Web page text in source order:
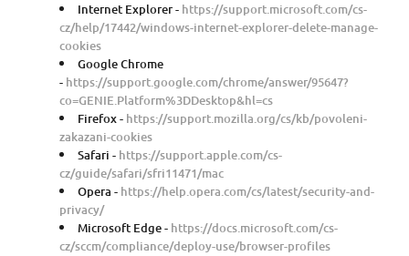
Internet Explorer - https://support.microsoft.com/cs-
cz/help/17442/windows-internet-explorer-delete-manage-
cookies
Google Chrome
- https://support.google.com/chrome/answer/95647?
co=GENIE.Platform%3DDesktop&hl=cs
Firefox - https://support.mozilla.org/cs/kb/povoleni-
zakazani-cookies
Safari - https://support.apple.com/cs-
cz/guide/safari/sfri11471/mac
Opera - https://help.opera.com/cs/latest/security-and-
privacy/
Microsoft Edge - https://docs.microsoft.com/cs-
cz/sccm/compliance/deploy-use/browser-profiles